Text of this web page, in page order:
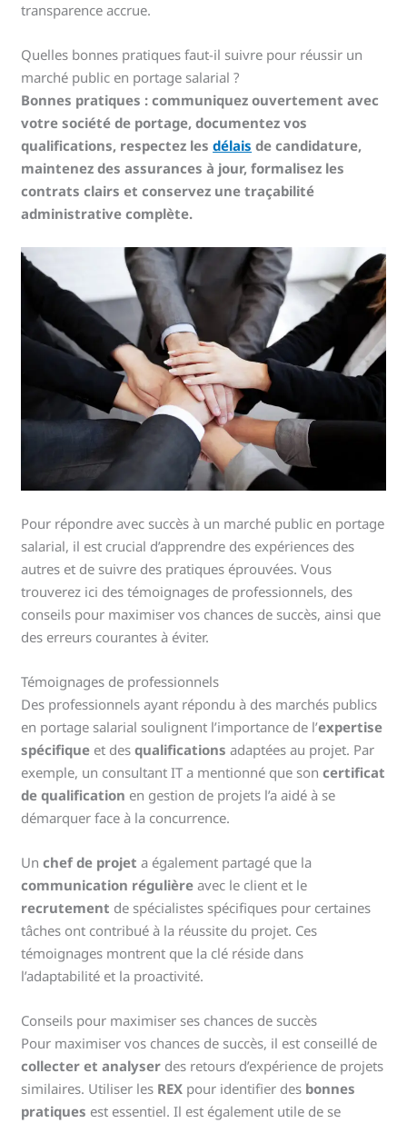
transparence accrue.
Quelles bonnes pratiques faut-il suivre pour réussir un
marché public en portage salarial ?
Bonnes pratiques : communiquez ouvertement avec
votre société de portage, documentez vos
qualifications, respectez lesdélais de candidature,
maintenez des assurances à jour, formalisez les
contrats clairs et conservez une traçabilité
administrative complète.
Pour répondre avec succès à un marché public en portage
salarial, il est crucial d’apprendre des expériences des
autres et de suivre des pratiques éprouvées. Vous
trouverez ici des témoignages de professionnels, des
conseils pour maximiser vos chances de succès, ainsi que
des erreurs courantes à éviter.
Témoignages de professionnels
Des professionnels ayant répondu à des marchés publics
en portage salarial soulignent l’importance de l’expertise
spécifique et desqualifications adaptées au projet. Par
exemple, un consultant IT a mentionné que soncertificat
de qualification en gestion de projets l’a aidé à se
démarquer face à la concurrence.
Unchef de projet a également partagé que la
communication régulière avec le client et le
recrutement de spécialistes spécifiques pour certaines
tâches ont contribué à la réussite du projet. Ces
témoignages montrent que la clé réside dans
l’adaptabilité et la proactivité.
Conseils pour maximiser ses chances de succès
Pour maximiser vos chances de succès, il est conseillé de
collecter et analyser des retours d’expérience de projets
similaires. Utiliser les REX pour identifier des bonnes
pratiques est essentiel. Il est également utile de se